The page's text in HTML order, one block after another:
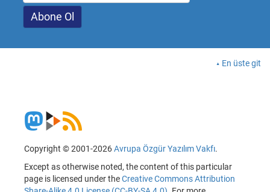
En üste git
Copyright © 2001-2026Avrupa Özgür Yazılım Vakfı.
Except as otherwise noted, the content of this particular
page is licensed under theCreative Commons Attribution